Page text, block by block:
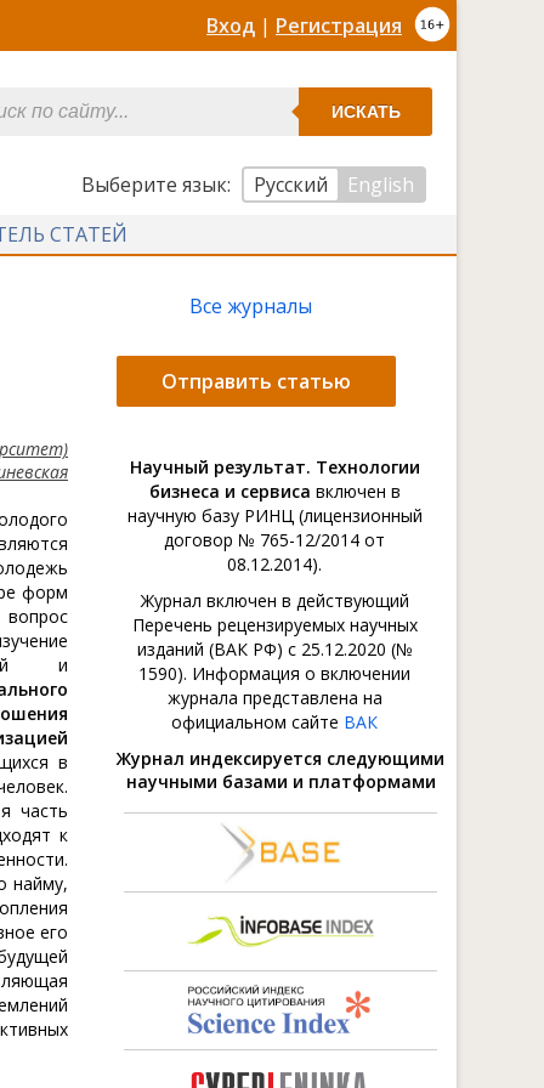
Вход | Регистрация
ИСКАТЬ
Выберите язык: Русский
English
СТАТЕЙ
форм
вопрос
и
в
часть
к
найму,
его
Все журналы
Отправить статью
Научный результат. Технологии
бизнеса и сервиса включен в
научную базу РИНЦ (лицензионный
договор № 765-12/2014 от
08.12.2014).
Журнал включен в действующий
Перечень рецензируемых научных
изданий (ВАК РФ) с 25.12.2020 (№
1590). Информация о включении
журнала представлена на
официальном сайте ВАК
Журнал индексируется следующими
научными базами и платформами